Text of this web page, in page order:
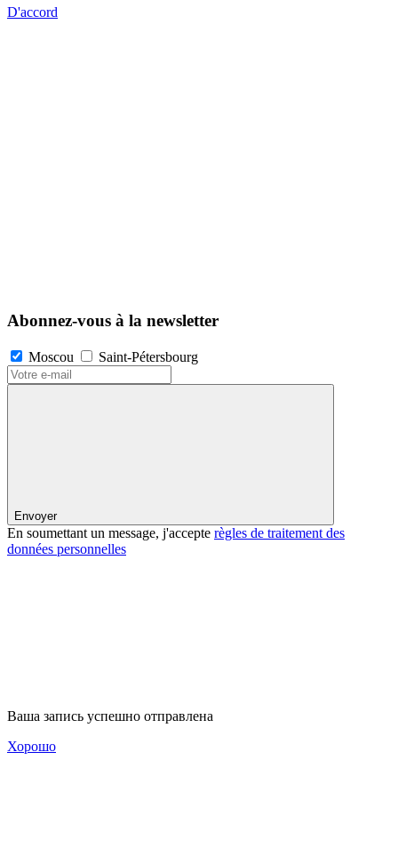
D'accord
Abonnez-vous à la newsletter
Moscou Saint-Pétersbourg
Envoyer
En soumettant un message, j'accepte règles de traitement des
données personnelles
Ваша запись успешно отправлена
Хорошо